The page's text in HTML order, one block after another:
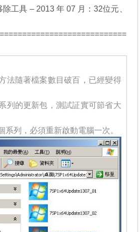
工具 – 2013 年 07 月：32位元
法隨著檔案數目破百，已經變得
列的更新包，測試証實可節省大
系列，必須重新啟動電腦一次。